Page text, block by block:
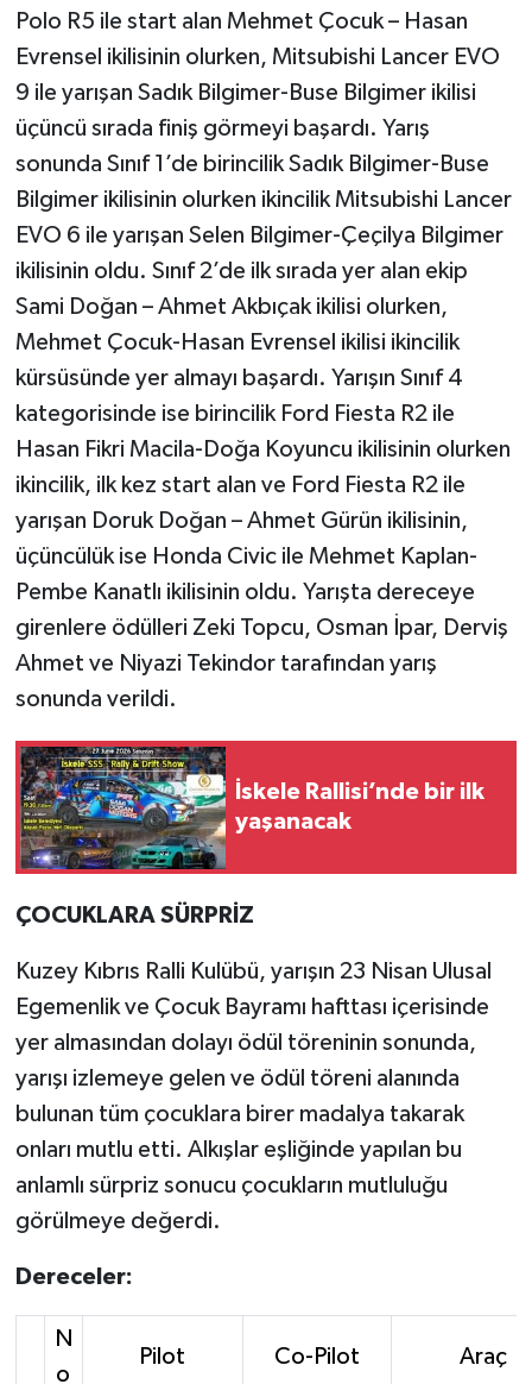
Polo R5 ile start alan Mehmet Çocuk – Hasan
Evrensel ikilisinin olurken, Mitsubishi Lancer EVO
9 ile yarışan Sadık Bilgimer-Buse Bilgimer ikilisi
üçüncü sırada finiş görmeyi başardı. Yarış
sonunda Sınıf 1’de birincilik Sadık Bilgimer-Buse
Bilgimer ikilisinin olurken ikincilik Mitsubishi Lancer
EVO 6 ile yarışan Selen Bilgimer-Çeçilya Bilgimer
ikilisinin oldu. Sınıf 2’de ilk sırada yer alan ekip
Sami Doğan – Ahmet Akbıçak ikilisi olurken,
Mehmet Çocuk-Hasan Evrensel ikilisi ikincilik
kürsüsünde yer almayı başardı. Yarışın Sınıf 4
kategorisinde ise birincilik Ford Fiesta R2 ile
Hasan Fikri Macila-Doğa Koyuncu ikilisinin olurken
ikincilik, ilk kez start alan ve Ford Fiesta R2 ile
yarışan Doruk Doğan – Ahmet Gürün ikilisinin,
üçüncülük ise Honda Civic ile Mehmet Kaplan-
Pembe Kanatlı ikilisinin oldu. Yarışta dereceye
girenlere ödülleri Zeki Topcu, Osman İpar, Derviş
Ahmet ve Niyazi Tekindor tarafından yarış
sonunda verildi.
İskele Rallisi’nde bir ilk
yaşanacak
ÇOCUKLARA SÜRPRİZ
Kuzey Kıbrıs Ralli Kulübü, yarışın 23 Nisan Ulusal
Egemenlik ve Çocuk Bayramı hafttası içerisinde
yer almasından dolayı ödül töreninin sonunda,
yarışı izlemeye gelen ve ödül töreni alanında
bulunan tüm çocuklara birer madalya takarak
onları mutlu etti. Alkışlar eşliğinde yapılan bu
anlamlı sürpriz sonucu çocukların mutluluğu
görülmeye değerdi.
Dereceler:
N
o
Pilot Co-Pilot Araç